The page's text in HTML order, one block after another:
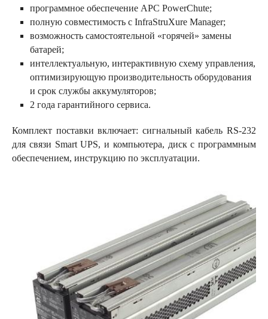
программное обеспечение APC PowerChute;
полную совместимость с InfraStruXure Manager;
возможность самостоятельной «горячей» замены
батарей;
интеллектуальную, интерактивную схему управления,
оптимизирующую производительность оборудования
и срок службы аккумуляторов;
2 года гарантийного сервиса.
Комплект поставки включает: сигнальный кабель RS-232
для связи Smart UPS, и компьютера, диск с программным
обеспечением, инструкцию по эксплуатации.